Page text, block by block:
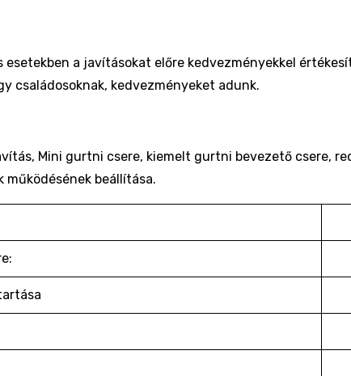
a javításokat előre kedvezményekkel
családosoknak, kedvezményeket adunk.
Mini gurtni csere, kiemelt gurtni bevezető csere,
működésének beállítása.